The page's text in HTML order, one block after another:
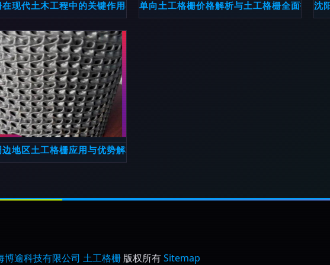
义与功能
现代土木工程中的关键作用与应用单向土工格栅价格解析与土工格栅全面指南沈
地区土工格栅应用与优势解析——以安源、湘东、宜春、景德镇为例
博逾科技有限公司 土工格栅 版权所有Sitemap